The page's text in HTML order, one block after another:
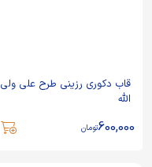
قاب دکوری رزینی طرح علی ولی
الله
600,000تومان